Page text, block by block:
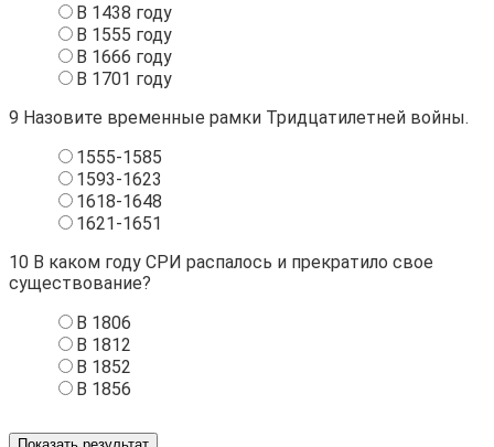
В 1438 году
В 1555 году
В 1666 году
В 1701 году
9 Назовите временные рамки Тридцатилетней войны.
1555-1585
1593-1623
1618-1648
1621-1651
10 В каком году СРИ распалось и прекратило свое
существование?
В 1806
В 1812
В 1852
В 1856